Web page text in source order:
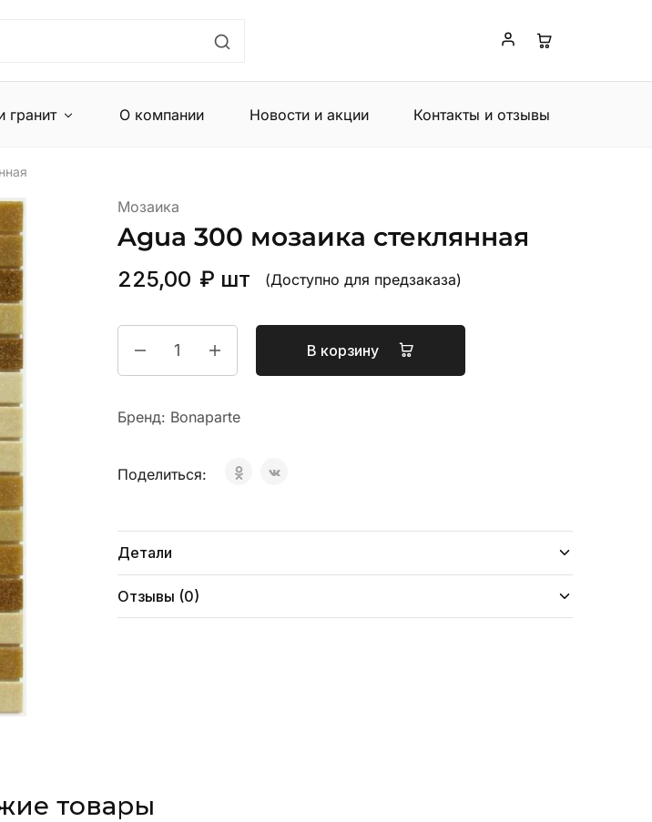
гранит О компании Новости и акции Контакты и отзывы
Мозаика
Agua 300 мозаика стеклянная
225,00 ₽ шт (Доступно для предзаказа)
В корзину
Бренд: Bonaparte
Поделиться:
Детали
Отзывы (0)
товары